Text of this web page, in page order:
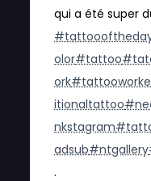
qui a été super
olor#tattoo
ork
itionaltattoo
nkstagram
adsub#ntgallery
.